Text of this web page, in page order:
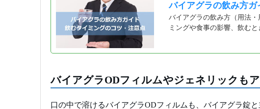
バイアグラの飲み方
バイアグラの飲み方（用法
ミングや食事の影響、飲む
バイアグラODフィルムやジェネリックも
口の中で溶けるバイアグラODフィルムも、バイアグラ錠